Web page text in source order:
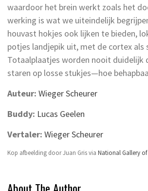
waardoor het brein werkt zoals het
werking is wat we uiteindelijk
houvast hokjes ook lijken te bieden,
potjes landjepik uit, met de cortex als
Totaalplaatjes worden nooit duidelijk
staren op losse stukjes—hoe
Auteur: Wieger Scheurer
Buddy: Lucas Geelen
Vertaler: Wieger Scheurer
Kop afbeelding door Juan Gris via National Gallery of